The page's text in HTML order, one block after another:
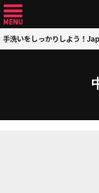
手洗いをしっかりしよう！